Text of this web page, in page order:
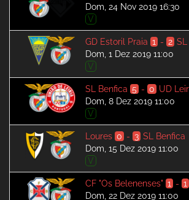
Dom, 24 Nov 2019 16:30
V
GD Estoril Praia 1 - 2 SL
Dom, 1 Dez 2019 11:00
V
SL Benfica 5 - 0 UD
Dom, 8 Dez 2019 11:00
V
Loures 0 - 3 SL Benfica
Dom, 15 Dez 2019 11:00
V
CF "Os Belenenses" 1 - 1
Dom, 22 Dez 2019 11:00